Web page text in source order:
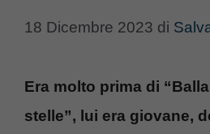
18 Dicembre 2023 di
Era molto prima di
stelle”, lui era giovane,